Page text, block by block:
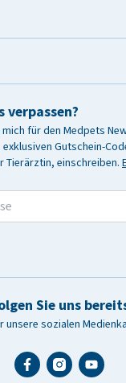
verpassen?
für den Medpets
Gutschein-
Tierärztin, einschreiben.
Sie uns
unsere sozialen